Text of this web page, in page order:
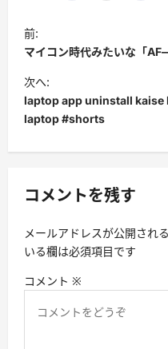
投
稿
ナ
ビ
ゲ
ー
ョ
前:
マイコン時代みたいな「
次へ:
laptop app uninstall
laptop #shorts
コメントを残す
メールアドレスが公開され
いる欄は必須項目です
コメント ※